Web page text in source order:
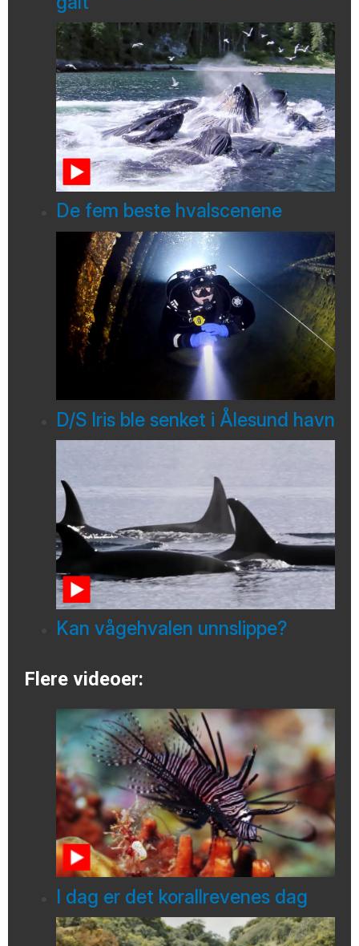
De fem beste hvalscenene
D/S Iris ble senket i Ålesund havn
Kan vågehvalen unnslippe?
Flere videoer:
I dag er det korallrevenes dag